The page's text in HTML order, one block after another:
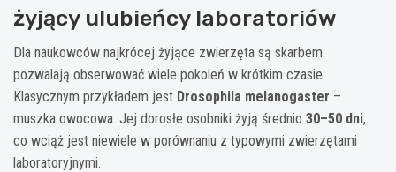
żyjący ulubieńcy laboratoriów
Dla naukowców najkrócej żyjące zwierzęta są skarbem:
pozwalają obserwować wiele pokoleń w krótkim czasie.
Klasycznym przykładem jest Drosophila melanogaster –
muszka owocowa. Jej dorosłe osobniki żyją średnio 30–50 dni,
co wciąż jest niewiele w porównaniu z typowymi zwierzętami
laboratoryjnymi.